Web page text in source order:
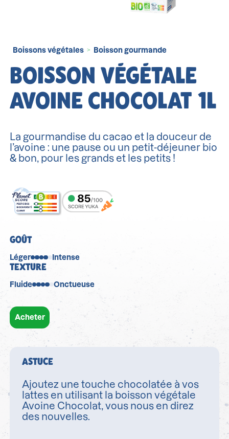
Boissons végétales > Boisson gourmande
BOISSON VÉGÉTALE
AVOINE CHOCOLAT 1L
La gourmandise du cacao et la douceur de
l’avoine : une pause ou un petit-déjeuner bio
& bon, pour les grands et les petits !
GOÛT
Léger Intense
TEXTURE
Fluide Onctueuse
Acheter
ASTUCE
Ajoutez une touche chocolatée à vos
lattes en utilisant la boisson végétale
Avoine Chocolat, vous nous en direz
des nouvelles.